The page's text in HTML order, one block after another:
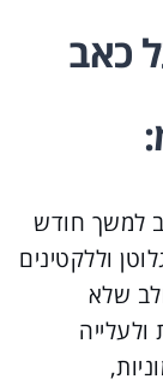
כאב
למשך חודש
וללקטינים
שלא